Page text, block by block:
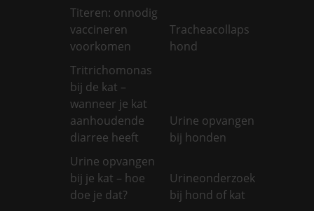
Titeren: onnodig
vaccineren
voorkomen
Tracheacollaps
hond
Tritrichomonas
bij de kat –
wanneer je kat
aanhoudende
diarree heeft
Urine opvangen
bij honden
Urine opvangen
bij je kat – hoe
doe je dat?
Urineonderzoek
bij hond of kat